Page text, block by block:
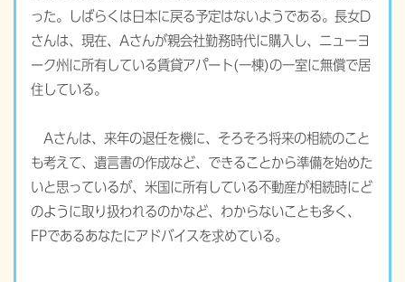
った。しばらくは日本に戻る予定はないようである。長女D
さんは、現在、Aさんが親会社勤務時代に購入し、ニューヨ
ーク州に所有している賃貸アパート(一棟)の一室に無償で居
住している。
Aさんは、来年の退任を機に、そろそろ将来の相続のこと
も考えて、遺言書の作成など、できることから準備を始めた
いと思っているが、米国に所有している不動産が相続時にど
のように取り扱われるのかなど、わからないことも多く、
FPであるあなたにアドバイスを求めている。